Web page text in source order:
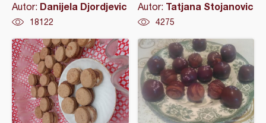
Autor: Danijela Djordjevic
18122
Autor: Tatjana Stojanovic
4275